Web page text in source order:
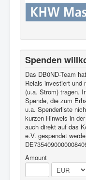
Spenden
Das DB0ND-Team
Relais investiert und
(u.a. Strom) tragen.
Spende, die zum
u.a. Spenderliste
kurzen Hinweis in
auch direkt auf das
e.V. gespendet
Amount